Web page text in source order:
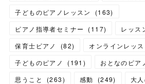
子どものピアノレッスン
(163)
ピアノ指導者セミナー
(117) レッス
保育士ピアノ
(82) オンラインレッス
子どものピアノ
(191 ) おとなのピア
思うこと
(263) 感動 (249) 大